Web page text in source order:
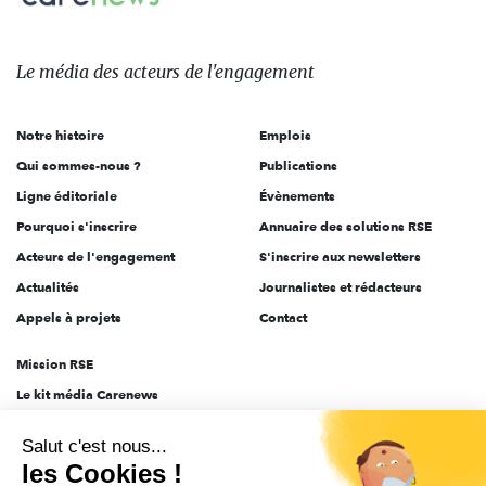
Le
des
l'engagement
Le média des acteurs de l'engagement
Notre histoire
Qui sommes-nous ?
Ligne éditoriale
Pourquoi s'inscrire
Acteurs de l'engagement
Actualités
Appels à projets
Emplois
Publications
Évènements
Annuaire des solutions RSE
S'inscrire aux newsletters
Journalistes et rédacteurs
Contact
Mission RSE
Le kit média Carenews
AEF info
Salut c'est nous...
les Cookies !